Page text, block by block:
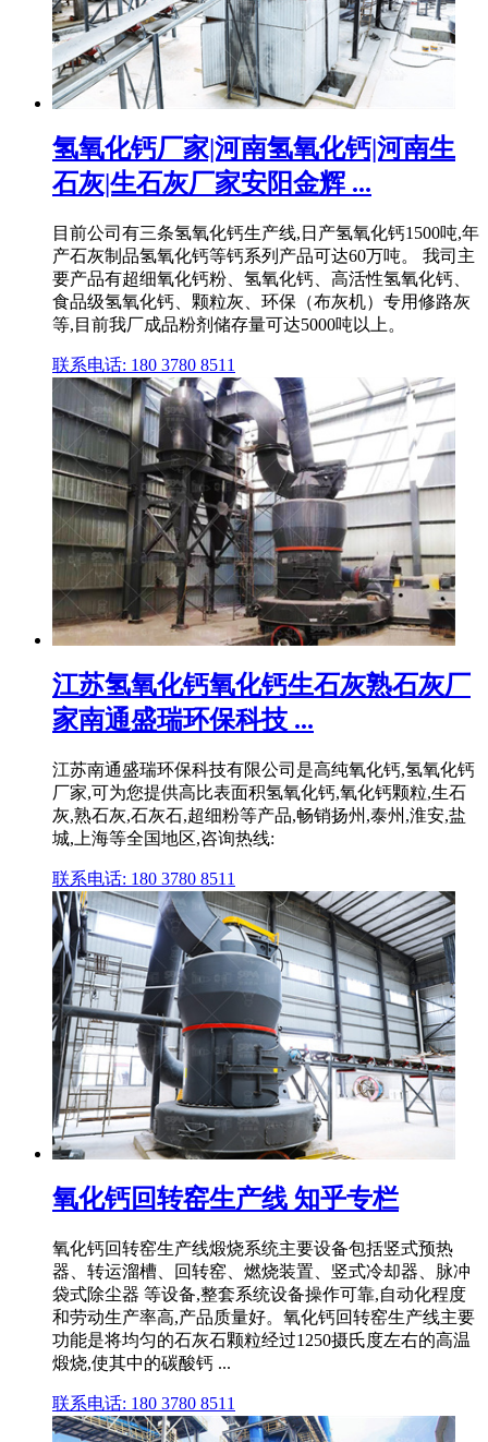
氢氧化钙厂家|河南氢氧化钙|河南生
石灰|生石灰厂家安阳金辉 ...
目前公司有三条氢氧化钙生产线,日产氢氧化钙1500吨,年
产石灰制品氢氧化钙等钙系列产品可达60万吨。 我司主
要产品有超细氧化钙粉、氢氧化钙、高活性氢氧化钙、
食品级氢氧化钙、颗粒灰、环保（布灰机）专用修路灰
等,目前我厂成品粉剂储存量可达5000吨以上。
联系电话: 180 3780 8511
江苏氢氧化钙氧化钙生石灰熟石灰厂
家南通盛瑞环保科技 ...
江苏南通盛瑞环保科技有限公司是高纯氧化钙,氢氧化钙
厂家,可为您提供高比表面积氢氧化钙,氧化钙颗粒,生石
灰,熟石灰,石灰石,超细粉等产品,畅销扬州,泰州,淮安,盐
城,上海等全国地区,咨询热线:
联系电话: 180 3780 8511
氧化钙回转窑生产线 知乎专栏
氧化钙回转窑生产线煅烧系统主要设备包括竖式预热
器、转运溜槽、回转窑、燃烧装置、竖式冷却器、脉冲
袋式除尘器 等设备,整套系统设备操作可靠,自动化程度
和劳动生产率高,产品质量好。氧化钙回转窑生产线主要
功能是将均匀的石灰石颗粒经过1250摄氏度左右的高温
煅烧,使其中的碳酸钙 ...
联系电话: 180 3780 8511